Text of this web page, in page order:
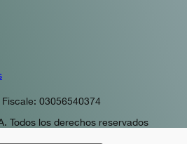
Fiscale: 03056540374
Todos los derechos reservados